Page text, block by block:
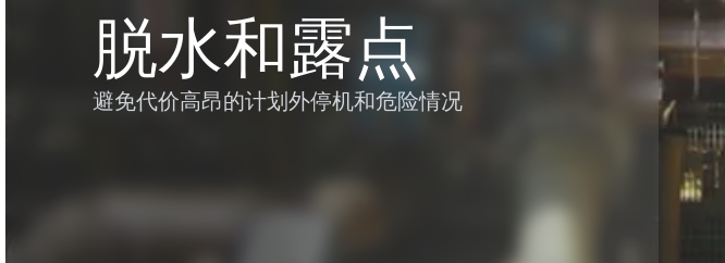
脱水和露点
避免代价高昂的计划外停机和危险情况